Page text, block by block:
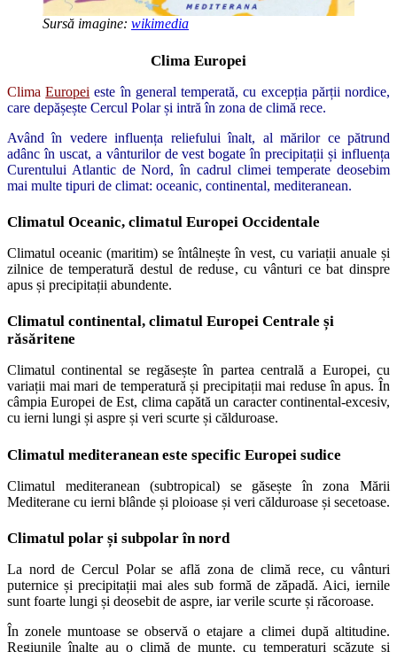
Sursă imagine: wikimedia
Clima Europei
ClimaEuropei este în general temperată, cu excepția părții nordice,
care depășește Cercul Polar și intră în zona de climă rece.
Având în vedere influența reliefului înalt, al mărilor ce pătrund
adânc în uscat, a vânturilor de vest bogate în precipitații și influența
Curentului Atlantic de Nord, în cadrul climei temperate deosebim
mai multe tipuri de climat: oceanic, continental, mediteranean.
Climatul Oceanic, climatul Europei Occidentale
Climatul oceanic (maritim) se întâlnește în vest, cu variații anuale și
zilnice de temperatură destul de reduse, cu vânturi ce bat dinspre
apus și precipitații abundente.
Climatul continental, climatul Europei Centrale și
răsăritene
Climatul continental se regăsește în partea centrală a Europei, cu
variații mai mari de temperatură și precipitații mai reduse în apus. În
câmpia Europei de Est, clima capătă un caracter continental-excesiv,
cu ierni lungi și aspre și veri scurte și călduroase.
Climatul mediteranean este specific Europei sudice
Climatul mediteranean (subtropical) se găsește în zona Mării
Mediterane cu ierni blânde și ploioase și veri călduroase și secetoase.
Climatul polar și subpolar în nord
La nord de Cercul Polar se află zona de climă rece, cu vânturi
puternice și precipitații mai ales sub formă de zăpadă. Aici, iernile
sunt foarte lungi și deosebit de aspre, iar verile scurte și răcoroase.
În zonele muntoase se observă o etajare a climei după altitudine.
Regiunile înalte au o climă de munte, cu temperaturi scăzute și